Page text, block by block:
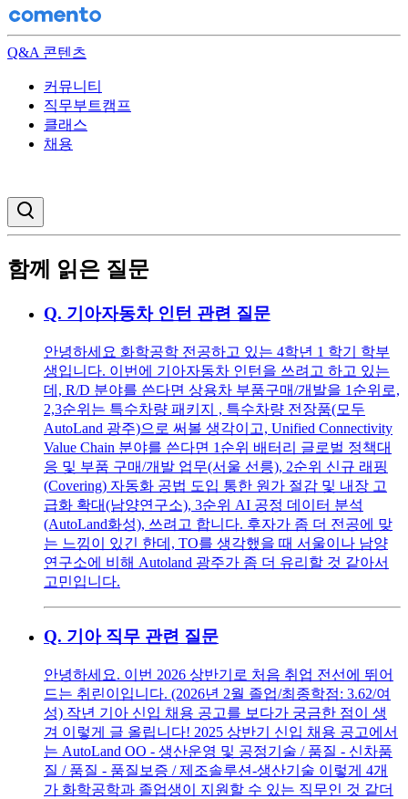
Q&A 콘텐츠
커뮤니티
직무부트캠프
클래스
채용
함께 읽은 질문
Q. 기아자동차 인턴 관련 질문
안녕하세요 화학공학 전공하고 있는 4학년 1 학기 학부
생입니다. 이번에 기아자동차 인턴을 쓰려고 하고 있는
데, R/D 분야를 쓴다면 상용차 부품구매/개발을 1순위로,
2,3순위는 특수차량 패키지 , 특수차량 전장품(모두
AutoLand 광주)으로 써볼 생각이고, Unified Connectivity
Value Chain 분야를 쓴다면 1순위 배터리 글로벌 정책대
응 및 부품 구매/개발 업무(서울 선릉), 2순위 신규 래핑
(Covering) 자동화 공법 도입 통한 원가 절감 및 내장 고
급화 확대(남양연구소), 3순위 AI 공정 데이터 분석
(AutoLand화성), 쓰려고 합니다. 후자가 좀 더 전공에 맞
는 느낌이 있긴 한데, TO를 생각했을 때 서울이나 남양
연구소에 비해 Autoland 광주가 좀 더 유리할 것 같아서
고민입니다.
Q. 기아 직무 관련 질문
안녕하세요. 이번 2026 상반기로 처음 취업 전선에 뛰어
드는 취린이입니다. (2026년 2월 졸업/최종학점: 3.62/여
성) 작년 기아 신입 채용 공고를 보다가 궁금한 점이 생
겨 이렇게 글 올립니다! 2025 상반기 신입 채용 공고에서
는 AutoLand OO - 생산운영 및 공정기술 / 품질 - 신차품
질 / 품질 - 품질보증 / 제조솔루션-생산기술 이렇게 4개
가 화학공학과 졸업생이 지원할 수 있는 직무인 것 같더